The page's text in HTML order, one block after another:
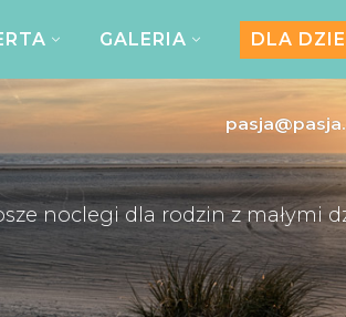
GALERIA DLA
noclegi dla rodzin z małymi